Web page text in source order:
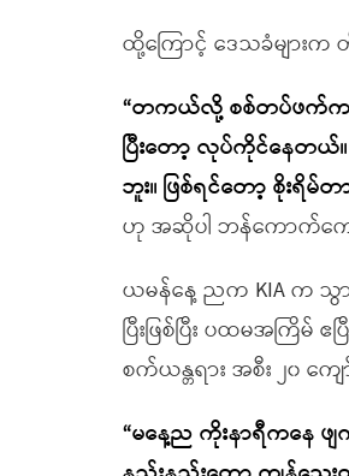
ထို့ကြောင့် ဒေသခံများ
“တကယ်လို့ စစ်တပ်ဖက်ကန
ပြီးတော့ လုပ်ကိုင်နေတ
ဘူး။ ဖြစ်ရင်တော့ စိုးရိမ်
ဟု အဆိုပါ ဘန်ကောက်ကျ
ယမန်နေ့ ညက KIA က သွာ
ပြီးဖြစ်ပြီး ပထမအကြိမ်
စက်ယန္တရား အစီး ၂၀ ကျ
“မနေ့ည ကိုးနာရီကနေ